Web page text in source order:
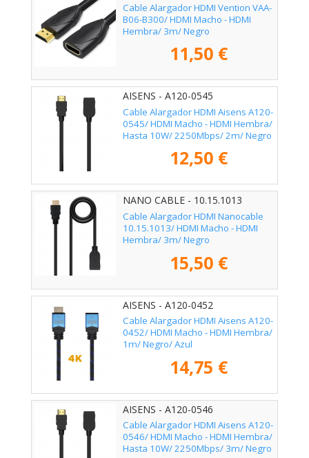
Cable Alargador HDMI Vention VAA-
B06-B300/ HDMI Macho - HDMI
Hembra/ 3m/ Negro
11,50 €
AISENS - A120-0545
Cable Alargador HDMI Aisens A120-
0545/ HDMI Macho - HDMI Hembra/
Hasta 10W/ 2250Mbps/ 2m/ Negro
12,50 €
NANO CABLE - 10.15.1013
Cable Alargador HDMI Nanocable
10.15.1013/ HDMI Macho - HDMI
Hembra/ 3m/ Negro
15,50 €
AISENS - A120-0452
Cable Alargador HDMI Aisens A120-
0452/ HDMI Macho - HDMI Hembra/
1m/ Negro/ Azul
14,75 €
AISENS - A120-0546
Cable Alargador HDMI Aisens A120-
0546/ HDMI Macho - HDMI Hembra/
Hasta 10W/ 2250Mbps/ 3m/ Negro